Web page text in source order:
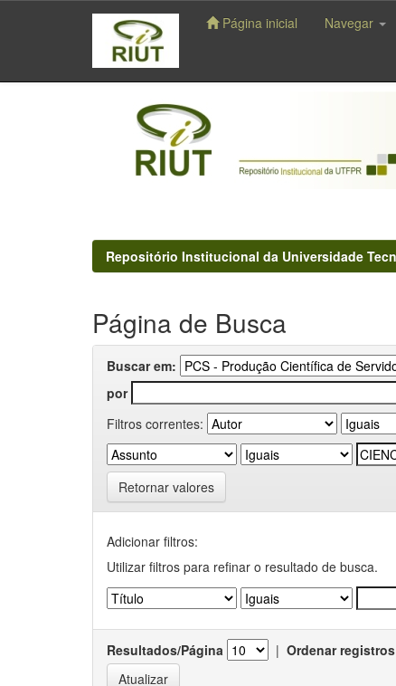
navigation
Página inicial Navegar
Repositório Institucional da Universidade
Página de Busca
Buscar em:
por
Filtros correntes:
Retornar valores
Adicionar filtros:
Utilizar filtros para refinar o resultado de busca.
Resultados/Página | Ordenar